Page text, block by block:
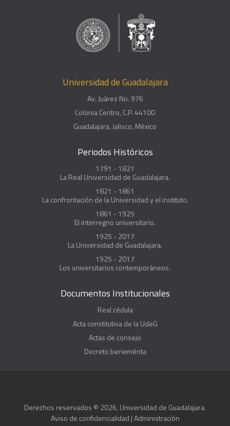
Universidad de Guadalajara
Av. Juárez No. 976
Colonia Centro, C.P. 44100
Guadalajara, Jalisco, México
Periodos Históricos
1791 - 1821
La Real Universidad de Guadalajara.
1821 - 1861
La confrontación de la Universidad y el instituto.
1861 - 1925
El interregno universitario.
1925 - 2017
La Universidad de Guadalajara.
1925 - 2017
Los universitarios contemporáneos.
Documentos Institucionales
Real cédula
Acta constitutiva de la UdeG
Actas de consejo
Decreto benemérita
Derechos reservados © 2026, Universidad de Guadalajara.
Aviso de confidencialidad |Administración